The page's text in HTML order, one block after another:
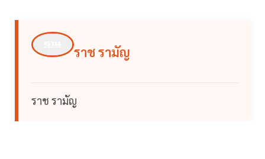
ราช รามัญ
ราช รามัญ